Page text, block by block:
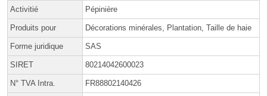
Activitié Pépinière
Produits pour Décorations minérales, Plantation, Taille de haie
Forme juridique SAS
SIRET 80214042600023
N° TVA Intra. FR88802140426